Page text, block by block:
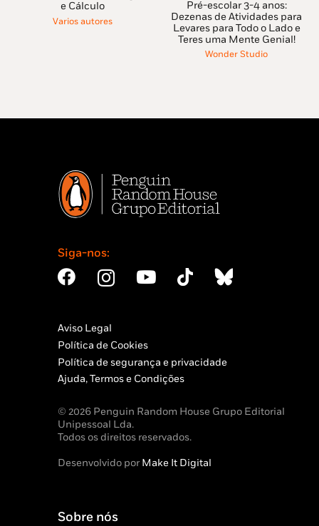
original
era:
e Cálculo
Varios autores
original
era:
10,45 €.
atual
é:
9,40 €.
Pré-escolar 3-4 anos:
Dezenas de Atividades para
Levares para Todo o Lado e
Teres uma Mente Genial!
Wonder Studio
Siga-nos:
Aviso Legal
Política de Cookies
Política de segurança e privacidade
Ajuda, Termos e Condições
© 2026 Penguin Random House Grupo Editorial
Unipessoal Lda.
Todos os direitos reservados.
Desenvolvido porMake It Digital
Sobre nós